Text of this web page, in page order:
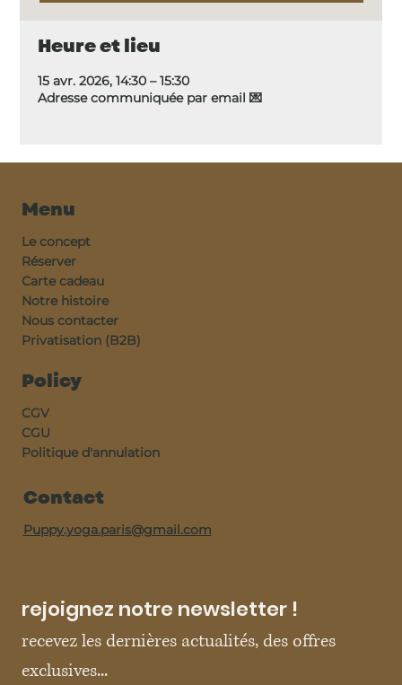
Heure et lieu
15 avr. 2026, 14:30 – 15:30
Adresse communiquée par email 💌
Menu
Le concept
Réserver
Carte cadeau
Notre histoire
Nous contacter
Privatisation (B2B)
Policy
CGV
CGU
Politique d'annulation
Contact
Puppy.yoga.paris@gmail.com
rejoignez notre newsletter !
recevez les dernières actualités, des offres
exclusives...